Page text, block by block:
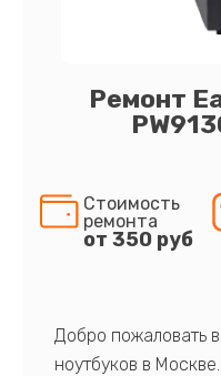
Ремонт
Стоимость
ремонта
от 350 руб
Добро пожаловать
ноутбуков в